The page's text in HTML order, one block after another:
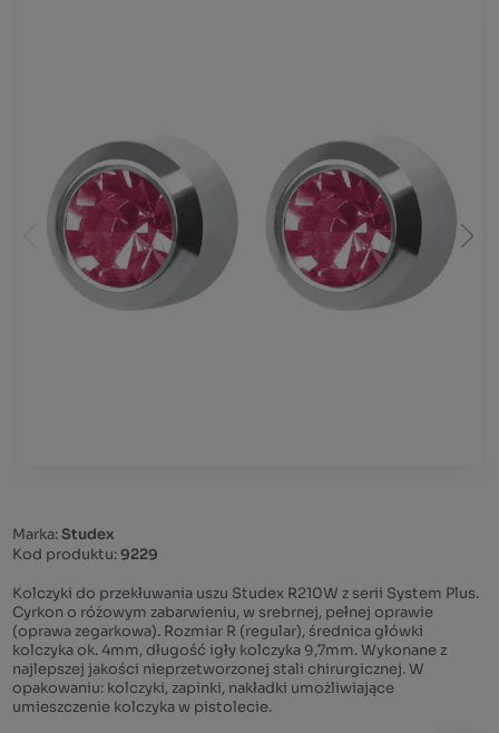
Marka:Studex
Kod produktu:9229
Kolczyki do przekłuwania uszu Studex R210W z serii System Plus.
Cyrkon o różowym zabarwieniu, w srebrnej, pełnej oprawie
(oprawa zegarkowa). Rozmiar R (regular), średnica główki
kolczyka ok. 4mm, długość igły kolczyka 9,7mm. Wykonane z
najlepszej jakości nieprzetworzonej stali chirurgicznej. W
opakowaniu: kolczyki, zapinki, nakładki umożliwiające
umieszczenie kolczyka w pistolecie.